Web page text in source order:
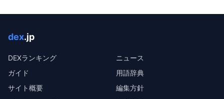
dex.jp
DEXランキング
ニュース
ガイド
用語辞典
サイト概要
編集方針